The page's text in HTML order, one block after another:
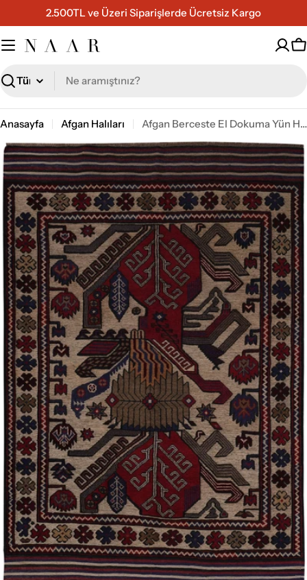
geç
2.500TL ve Üzeri Siparişlerde Ücretsiz Kargo
Ara
Anasayfa Afgan Halıları Afgan Berceste El Dokuma Yün Halı
numaralı medyayı pencerede aç